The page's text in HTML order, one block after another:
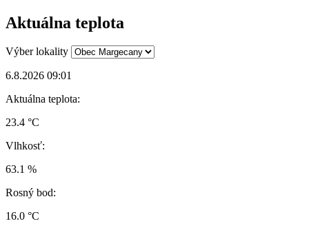
Aktuálna teplota
Výber lokality
6.8.2026 09:01
Aktuálna teplota:
23.4 °C
Vlhkosť:
63.1 %
Rosný bod:
16.0 °C